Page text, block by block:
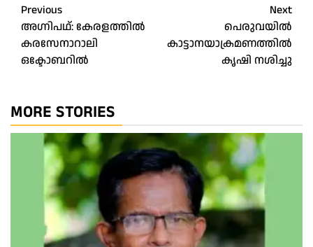
Post
navigation
Previous
അഗ്നിപഥ്: കേരളത്തിൽ
കരസേനാറാലി
ഒക്ടോബറിൽ
Next
പെരുവയില്‍
കാട്ടാനയാക്രമണത്തില്‍
കൃഷി നശിച്ചു
MORE STORIES